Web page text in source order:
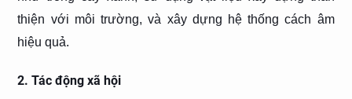
thiện với môi trường, và xây dựng hệ thống cách âm
hiệu quả.
2. Tác động xã hội